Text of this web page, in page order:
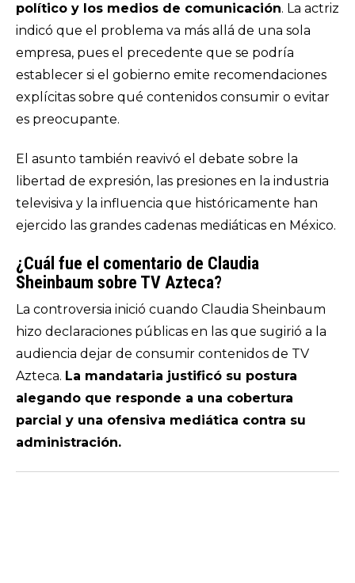
político y los medios de comunicación. La actriz
indicó que el problema va más allá de una sola
empresa, pues el precedente que se podría
establecer si el gobierno emite recomendaciones
explícitas sobre qué contenidos consumir o evitar
es preocupante.
El asunto también reavivó el debate sobre la
libertad de expresión, las presiones en la industria
televisiva y la influencia que históricamente han
ejercido las grandes cadenas mediáticas en México.
¿Cuál fue el comentario de Claudia
Sheinbaum sobre TV Azteca?
La controversia inició cuando Claudia Sheinbaum
hizo declaraciones públicas en las que sugirió a la
audiencia dejar de consumir contenidos de TV
Azteca. La mandataria justificó su postura
alegando que responde a una cobertura
parcial y una ofensiva mediática contra su
administración.